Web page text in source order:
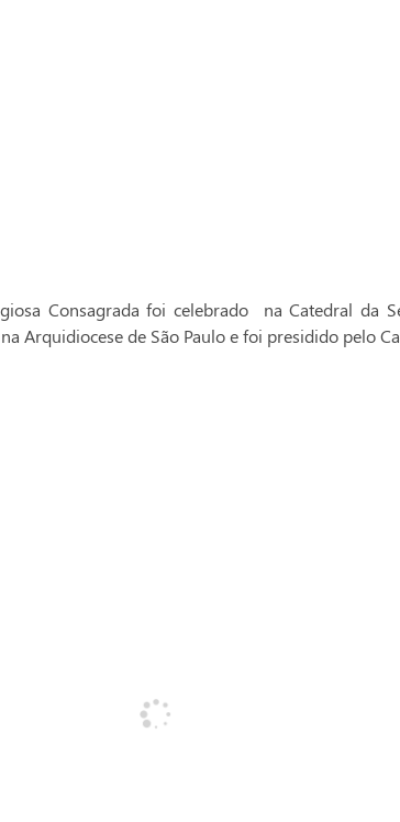
Consagrada foi celebrado na Catedral da
Arquidiocese de São Paulo e foi presidido pelo